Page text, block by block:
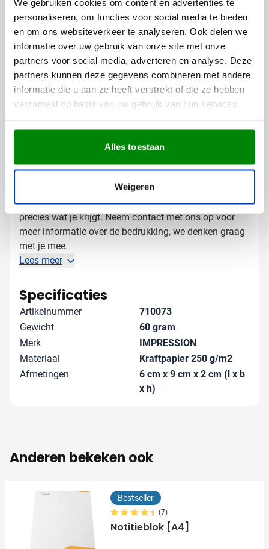
We gebruiken cookies om content en advertenties te
personaliseren, om functies voor social media te bieden
en om ons websiteverkeer te analyseren. Ook delen we
informatie over uw gebruik van onze site met onze
partners voor social media, adverteren en analyse. Deze
partners kunnen deze gegevens combineren met andere
informatie die u aan ze heeft verstrekt of die ze hebben
verzameld op basis van uw gebruik van hun services.
Alles toestaan
Weigeren
Speelkaarten bedrukken met logo
Bij Van Helden Relatiegeschenken bedrukken we jouw
kaartspellen precies zoals jij wilt:
Met je bedrijfslogo in full color op de verpakking
Met een eigen ontwerp of boodschap
Bedrukking op de verpakking of de kaarten zelf
Zo maak je een geschenk dat steeds opnieuw
Gratis digitaal voorbeeld van je
bedrukte kaartspel
Wil je zien hoe je logo op deze kaarten overkomt?
Vraag een gratis digitaal voorbeeld aan en je weet
precies wat je krijgt. Neem contact met ons op voor
meer informatie over de bedrukking, we denken graag
met je mee.
Lees meer
Specificaties
Artikelnummer
710073
Gewicht
60 gram
Merk
IMPRESSION
Materiaal
Kraftpapier 250 g/m2
Afmetingen
6 cm x 9 cm x 2 cm (l x b
x h)
Anderen bekeken ook
Bestseller
(7)
Notitieblok [A4]